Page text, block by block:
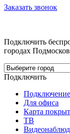
Заказать звонок
Подключить
городах
Подключить
Для офиса
Карта
ТВ